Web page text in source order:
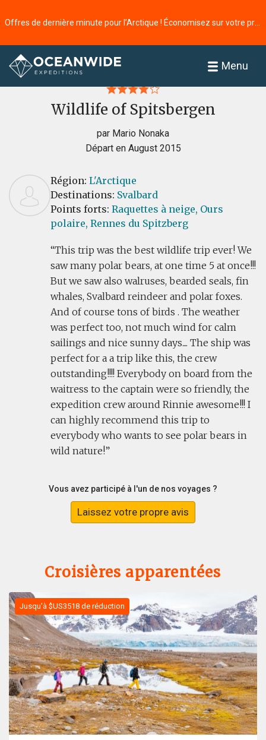
Menu
Accueil
Wildlife of Spitsbergen
par Mario Nonaka
Départ en August 2015
Région: L'Arctique
Destinations: Svalbard
Points forts: Raquettes à neige, Ours
polaire, Rennes du Spitzberg
This trip was the best wildlife trip ever! We
saw many polar bears, at one time 5 at once!!!
But we saw also walruses, bearded seals, fin
whales, Svalbard reindeer and polar foxes.
And of course tons of birds . The weather
was perfect too, not much wind for calm
sailings and nice sunny days.... The ship was
perfect for a a trip like this, the crew
outstanding!!!! Everybody on board from the
waitress to the captain were so friendly, the
expedition crew around Rinnie awesome!!! I
can highly recommend this trip to
everybody who wants to see polar bears in
wild nature!
Vous avez participé à l'un de nos voyages ?
Laissez votre propre avis
Croisières apparentées
Jusqu'à $US3518 de réduction